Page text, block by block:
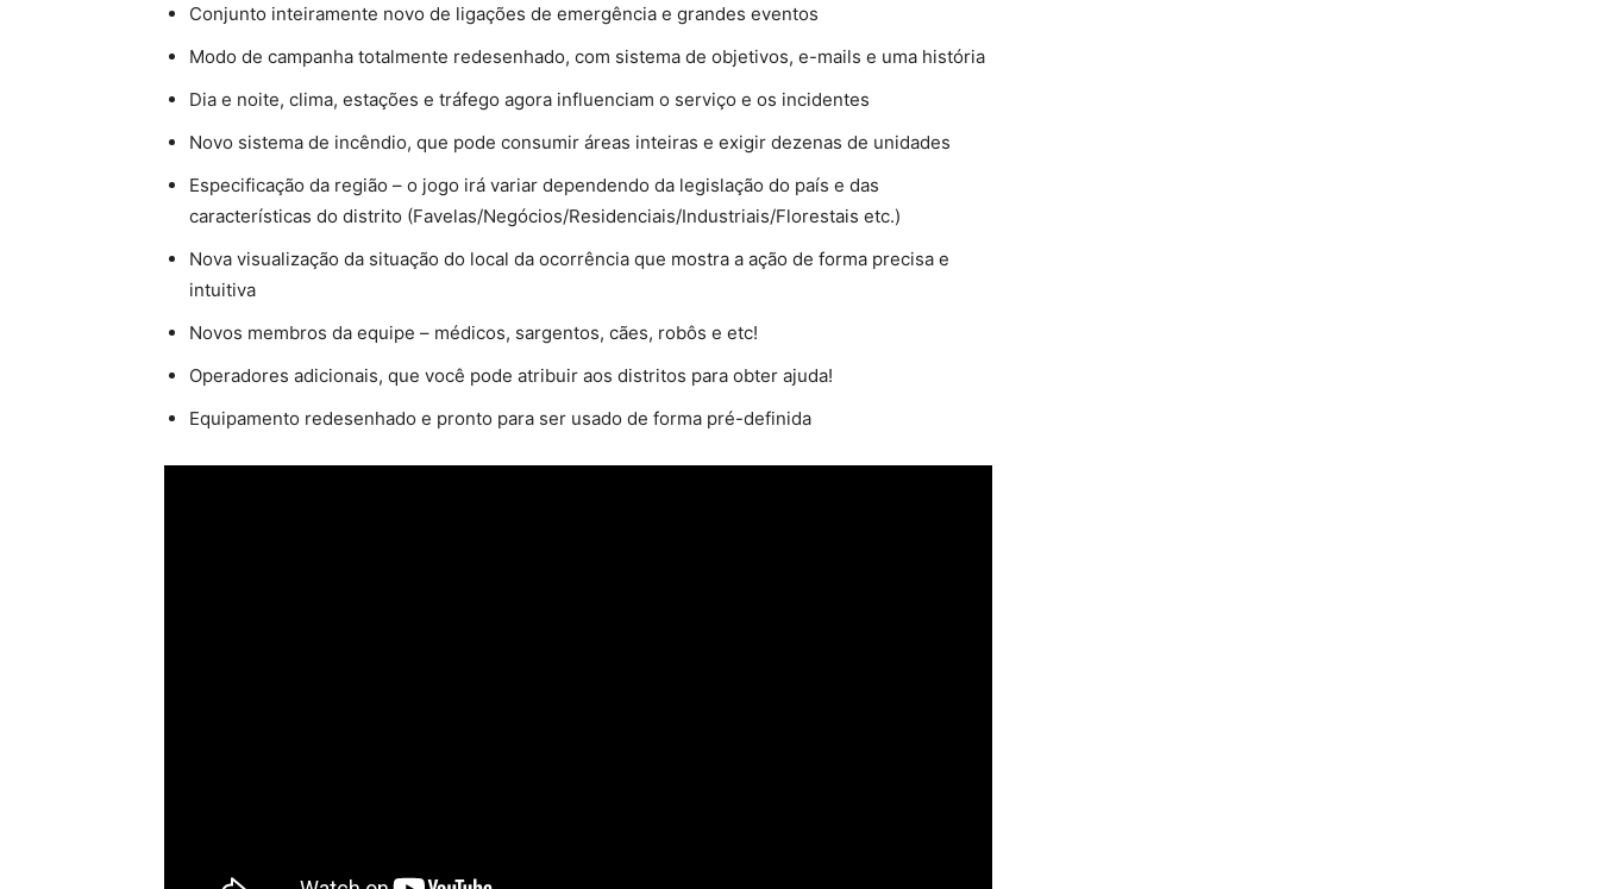
Conjunto inteiramente novo de ligações de emergência e grandes eventos
Modo de campanha totalmente redesenhado, com sistema de objetivos, e-mails e uma história
Dia e noite, clima, estações e tráfego agora influenciam o serviço e os incidentes
Novo sistema de incêndio, que pode consumir áreas inteiras e exigir dezenas de unidades
Especificação da região – o jogo irá variar dependendo da legislação do país e das
características do distrito (Favelas/Negócios/Residenciais/Industriais/Florestais etc.)
Nova visualização da situação do local da ocorrência que mostra a ação de forma precisa e
intuitiva
Novos membros da equipe – médicos, sargentos, cães, robôs e etc!
Operadores adicionais, que você pode atribuir aos distritos para obter ajuda!
Equipamento redesenhado e pronto para ser usado de forma pré-definida